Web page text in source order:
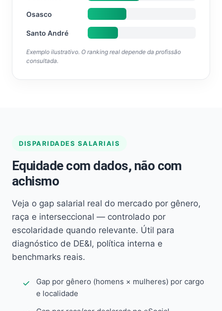
Osasco
Santo André
Exemplo ilustrativo. O ranking real depende da profissão
consultada.
DISPARIDADES SALARIAIS
Equidade com dados, não com
achismo
Veja o gap salarial real do mercado por gênero,
raça e interseccional — controlado por
escolaridade quando relevante. Útil para
diagnóstico de DE&I, política interna e
benchmarks reais.
Gap por gênero (homens × mulheres) por cargo
e localidade